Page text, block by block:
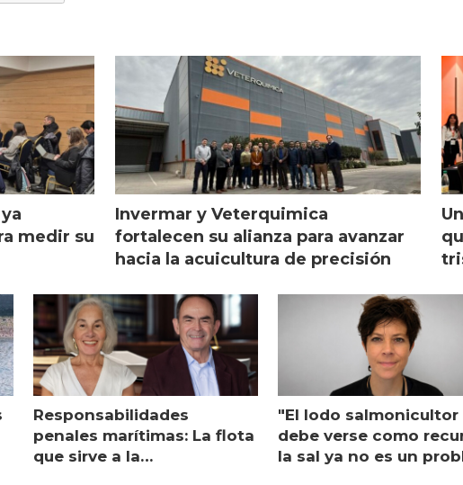
medir su
Invermar y Veterquimica
fortalecen su alianza para avanzar
hacia la acuicultura de precisión
Responsabilidades
penales marítimas: La flota
que sirve a la
"El lodo salmonicultor
debe verse como
la sal ya no es un